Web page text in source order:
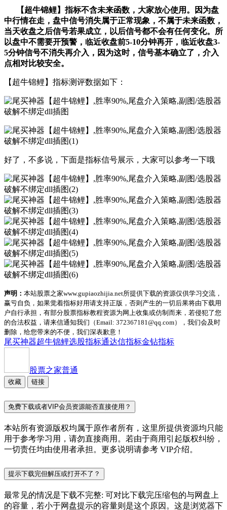
【超牛锦鲤】指标不含未来函数，大家放心使用。因为盘
中行情在走，盘中信号消失属于正常现象，不属于未来函数，
当天收盘之后信号若果成立，以后信号都不会有任何变化。所
以盘中不需要开预警，临近收盘前5-10分钟再开，临近收盘3-
5分钟信号不消失再介入，因为这时，信号基本确立了，介入
点相对比较安全。
【超牛锦鲤】指标测评数据如下：
好了，不多说，下面是指标信号展示，大家可以参考一下哦
声明： 本站股票之家www.gupiaozhijia.net所提供下载的资源仅供学习交流，
赢亏自负，如果觉着指标好用请支持正版，否则产生的一切后果将由下载用
户自行承担，有部分股票指标教程资源为网上收集或仿制而来，若侵犯了您
的合法权益，请来信通知我们（Email: 372367181@qq.com），我们会及时
删除，给您带来的不便，我们深表歉意！
尾买神器超牛锦鲤选股指标通达信指标金钻指标
股票之家普通
收藏 链接
免费下载或者VIP会员资源能否直接使用？
本站所有资源版权均属于原作者所有，这里所提供资源均只能
用于参考学习用，请勿直接商用。若由于商用引起版权纠纷，
一切责任均由使用者承担。更多说明请参考 VIP介绍。
提示下载完但解压或打开不了？
最常见的情况是下载不完整: 可对比下载完压缩包的与网盘上
的容量，若小于网盘提示的容量则是这个原因。这是浏览器下